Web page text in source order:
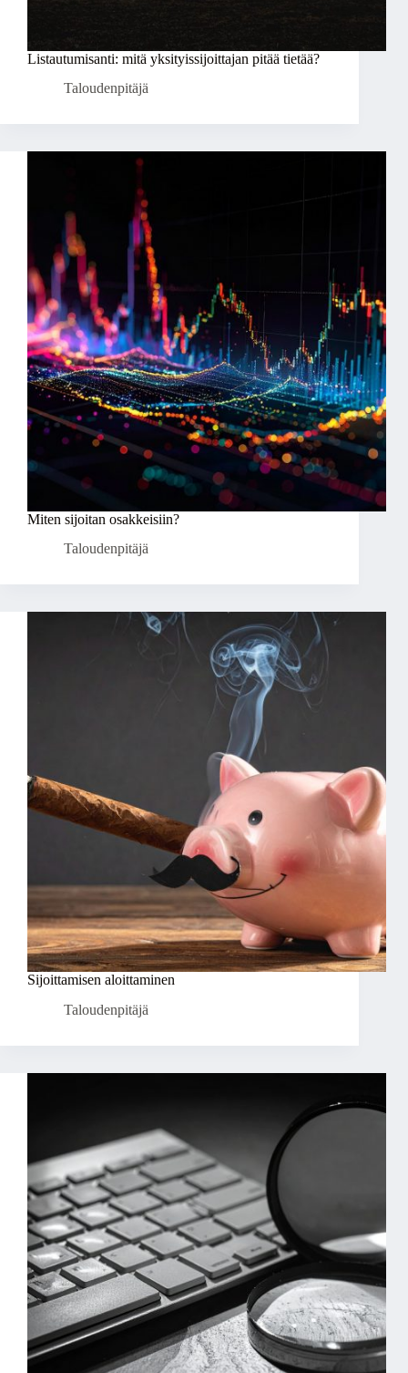
Listautumisanti: mitä yksityissijoittajan pitää tietää?
Taloudenpitäjä
Miten sijoitan osakkeisiin?
Taloudenpitäjä
Sijoittamisen aloittaminen
Taloudenpitäjä